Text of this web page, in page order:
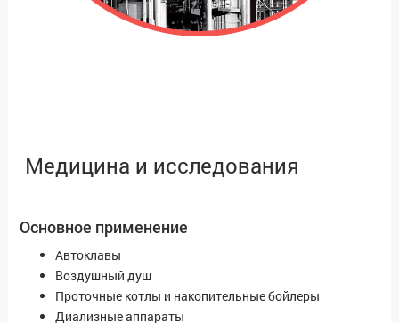
Медицина и исследования
Основное применение
Автоклавы
Воздушный душ
Проточные котлы и накопительные бойлеры
Диализные аппараты